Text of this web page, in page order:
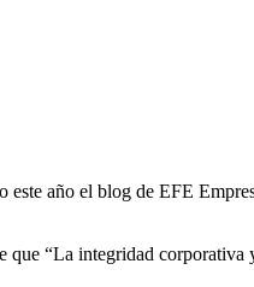
año el blog de EFE
que “La integridad